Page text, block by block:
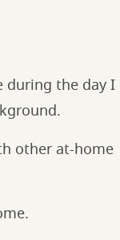
during the day I
other at-home